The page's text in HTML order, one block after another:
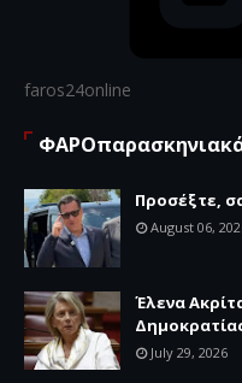
faros24online
Προσέξτε,
August 06,
Έλενα
July 29, 2026